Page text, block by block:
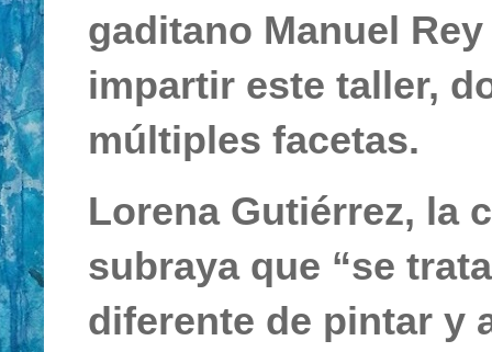
gaditano Manuel
impartir este taller,
múltiples facetas.
Lorena Gutiérrez, la
subraya que “se
diferente de pintar y